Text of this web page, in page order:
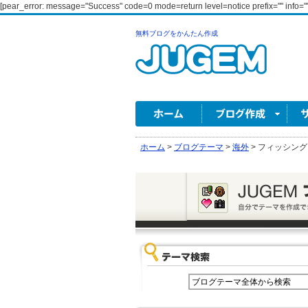
[pear_error: message="Success" code=0 mode=return level=notice prefix=""
無料ブログをかんたん作成
ホーム > ブログテーマ > 海外 > フィッシング